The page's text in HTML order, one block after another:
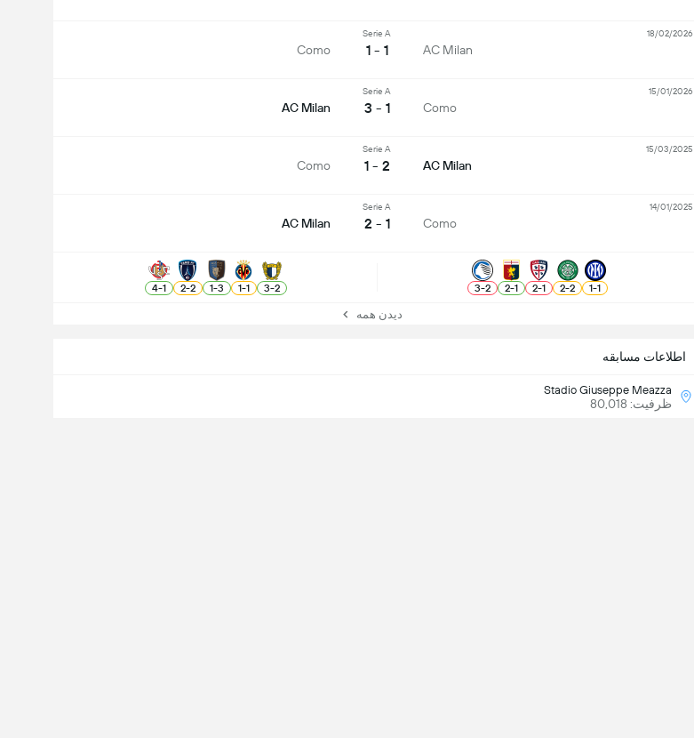
اطلاعات مسابقه
Stadio Giuseppe Meazza
ظرفیت: 80,018
AC Milan
Serie A
1 - 1
Como
18/02/2026
Como
Serie A
1 - 3
AC Milan
15/01/2026
AC Milan
Serie A
2 - 1
Como
15/03/2025
Como
Serie A
1 - 2
AC Milan
14/01/2025
1
-
1
2
-
2
1
-
2
1
-
2
2
-
3
2
-
3
1
-
1
3
-
1
2
-
2
1
-
4
دیدن همه